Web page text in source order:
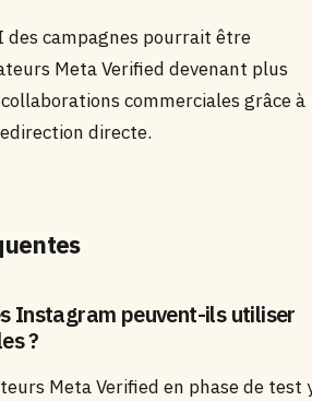
des campagnes pourrait être
Meta Verified devenant plus
commerciales grâce à
directe.
Instagram peuvent-ils utiliser
?
Meta Verified en phase de test